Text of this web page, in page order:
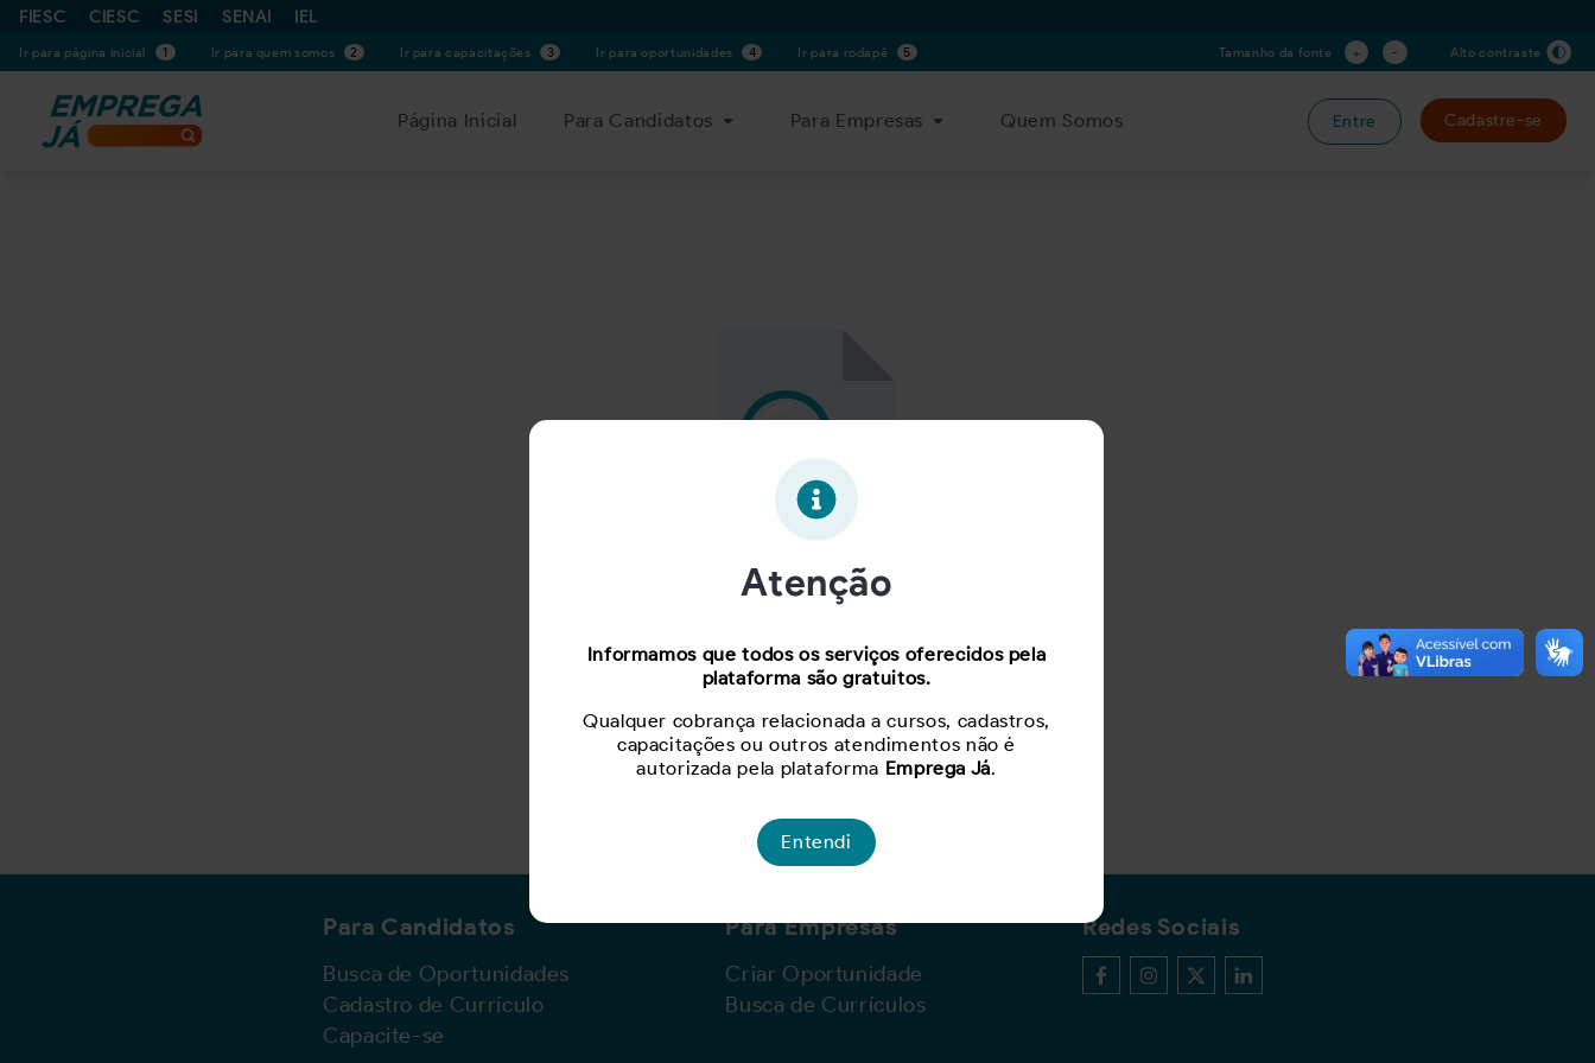
FIESC CIESC SESI SENAI IEL
Ir para página inicial 1 Ir para quem somos 2 Ir para capacitações 3 Ir para oportunidades 4 Ir para rodapé 5 Tamanho da fonte + - Alto contraste
Página Inicial Para Candidatos Para Empresas Quem Somos Entre Cadastre-se
Oportunidade expirada!
Para Candidatos
Busca de Oportunidades
Cadastro de Currículo
Capacite-se
Para Empresas
Criar Oportunidade
Busca de Currículos
Redes Sociais
Atenção
Informamos que todos os serviços oferecidos pela
plataforma são gratuitos.
Qualquer cobrança relacionada a cursos, cadastros,
capacitações ou outros atendimentos não é
autorizada pela plataforma Emprega Já.
Entendi